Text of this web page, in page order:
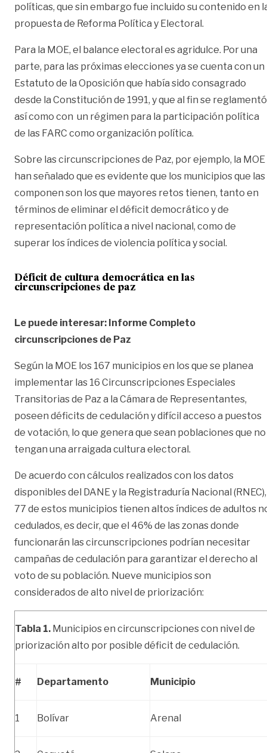
políticas, que sin embargo fue incluido su contenido en
propuesta de Reforma Política y Electoral.
Para la MOE, el balance electoral es agridulce. Por una
parte, para las próximas elecciones ya se cuenta con un
Estatuto de la Oposición que había sido consagrado
desde la Constitución de 1991, y que al fin se
así como con un régimen para la participación política
de las FARC como organización política.
Sobre las circunscripciones de Paz, por ejemplo, la MOE
han señalado que es evidente que los municipios que las
componen son los que mayores retos tienen, tanto en
términos de eliminar el déficit democrático y de
representación política a nivel nacional, como de
superar los índices de violencia política y social.
Déficit de cultura democrática en las
circunscripciones de paz
Le puede interesar: Informe Completo
circunscripciones de Paz
Según la MOE los 167 municipios en los que se planea
implementar las 16 Circunscripciones Especiales
Transitorias de Paz a la Cámara de Representantes,
poseen déficits de cedulación y difícil acceso a puestos
de votación, lo que genera que sean poblaciones que no
tengan una arraigada cultura electoral.
De acuerdo con cálculos realizados con los datos
disponibles del DANE y la Registraduría Nacional (RNEC),
77 de estos municipios tienen altos índices de adultos
cedulados, es decir, que el 46% de las zonas donde
funcionarán las circunscripciones podrían necesitar
campañas de cedulación para garantizar el derecho al
voto de su población. Nueve municipios son
considerados de alto nivel de priorización:
Tabla 1. Municipios en circunscripciones con nivel de
priorización alto por posible déficit de cedulación.
# Departamento Municipio
1 Bolívar Arenal